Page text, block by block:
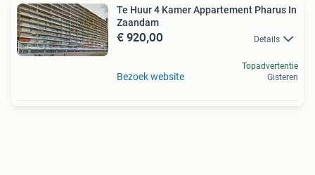
Te Huur 4 Kamer Appartement Pharus In
Zaandam
€ 920,00 Details
Bezoek website
Topadvertentie
Gisteren